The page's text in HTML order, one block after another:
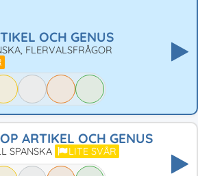
OCH GENUS
FLERVALSFRÅGOR
ARTIKEL OCH GENUS
SPANSKA LITE SVÅR